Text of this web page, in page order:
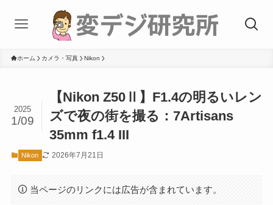
ホーム カメラ・写真 Nikon
【Nikon Z50Ⅱ】F1.4の明るいレン
ズで夜の街を撮る：7Artisans
35mm f1.4 III
2025
1/09
Nikon 2026年7月21日
当ページのリンクには広告が含まれています。